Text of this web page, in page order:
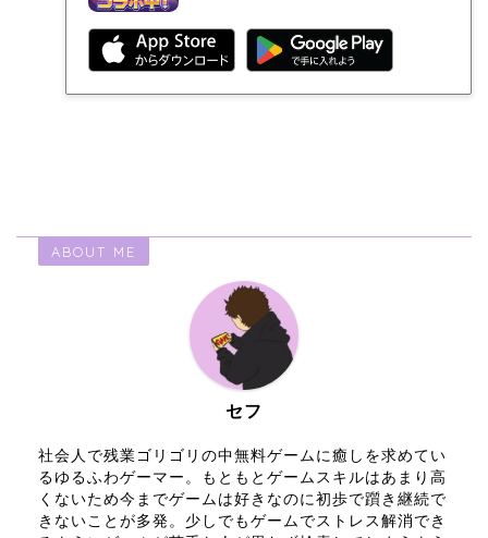
ABOUT ME
セフ
社会人で残業ゴリゴリの中無料ゲームに癒しを求めてい
るゆるふわゲーマー。もともとゲームスキルはあまり高
くないため今までゲームは好きなのに初歩で躓き継続で
きないことが多発。少しでもゲームでストレス解消でき